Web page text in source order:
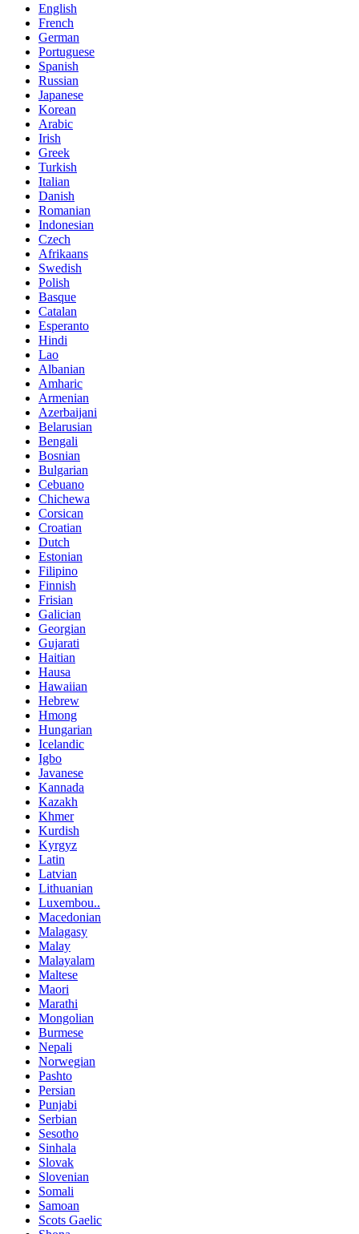
English
French
German
Portuguese
Spanish
Russian
Japanese
Korean
Arabic
Irish
Greek
Turkish
Italian
Danish
Romanian
Indonesian
Czech
Afrikaans
Swedish
Polish
Basque
Catalan
Esperanto
Hindi
Lao
Albanian
Amharic
Armenian
Azerbaijani
Belarusian
Bengali
Bosnian
Bulgarian
Cebuano
Chichewa
Corsican
Croatian
Dutch
Estonian
Filipino
Finnish
Frisian
Galician
Georgian
Gujarati
Haitian
Hausa
Hawaiian
Hebrew
Hmong
Hungarian
Icelandic
Igbo
Javanese
Kannada
Kazakh
Khmer
Kurdish
Kyrgyz
Latin
Latvian
Lithuanian
Luxembou..
Macedonian
Malagasy
Malay
Malayalam
Maltese
Maori
Marathi
Mongolian
Burmese
Nepali
Norwegian
Pashto
Persian
Punjabi
Serbian
Sesotho
Sinhala
Slovak
Slovenian
Somali
Samoan
Scots Gaelic